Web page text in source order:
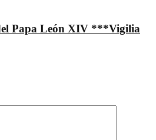
Papa León XIV ***Vigilia